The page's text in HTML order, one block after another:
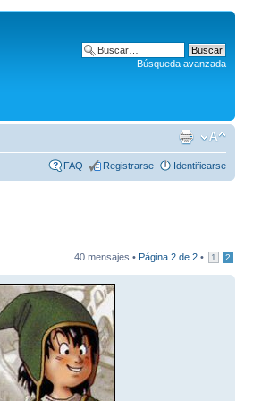
Búsqueda avanzada
FAQ Registrarse Identificarse
40 mensajes • Página 2 de 2 • 1 2